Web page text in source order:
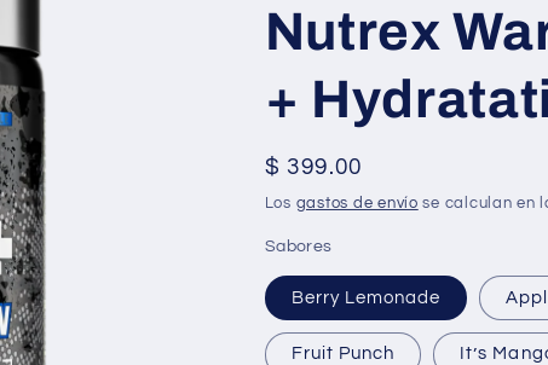
Nutrex
+
Precio
habitual
$ 399.00
Los gastos de envío se calculan en
Sabores
Berry Lemonade
Fruit Punch It’s